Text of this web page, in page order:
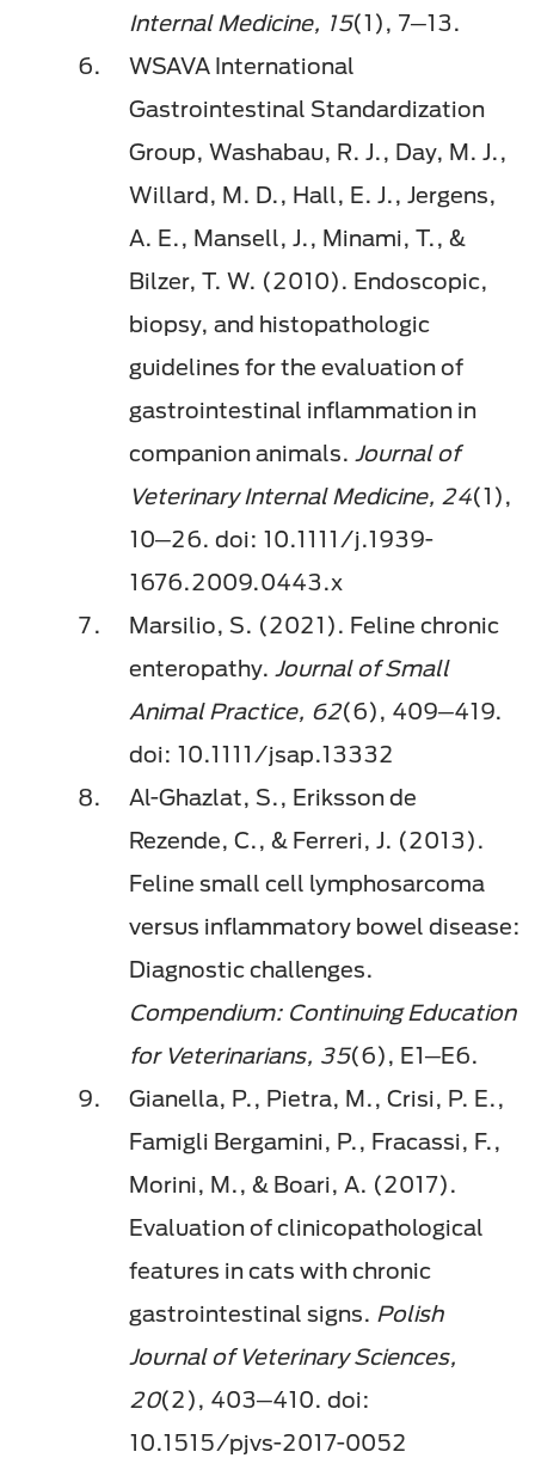
Internal Medicine, 15(1), 7─13.
WSAVA International
Gastrointestinal Standardization
Group, Washabau, R. J., Day, M. J.,
Willard, M. D., Hall, E. J., Jergens,
A. E., Mansell, J., Minami, T., &
Bilzer, T. W. (2010). Endoscopic,
biopsy, and histopathologic
guidelines for the evaluation of
gastrointestinal inflammation in
companion animals. Journal of
Veterinary Internal Medicine, 24(1),
10─26. doi: 10.1111/j.1939-
1676.2009.0443.x
Marsilio, S. (2021). Feline chronic
enteropathy. Journal of Small
Animal Practice, 62(6), 409─419.
doi: 10.1111/jsap.13332
Al-Ghazlat, S., Eriksson de
Rezende, C., & Ferreri, J. (2013).
Feline small cell lymphosarcoma
versus inflammatory bowel disease:
Diagnostic challenges.
Compendium: Continuing Education
for Veterinarians, 35(6), E1─E6.
Gianella, P., Pietra, M., Crisi, P. E.,
Famigli Bergamini, P., Fracassi, F.,
Morini, M., & Boari, A. (2017).
Evaluation of clinicopathological
features in cats with chronic
gastrointestinal signs. Polish
Journal of Veterinary Sciences,
20(2), 403─410. doi:
10.1515/pjvs-2017-0052